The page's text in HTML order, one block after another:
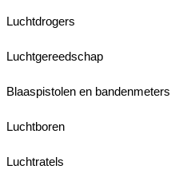
Luchtdrogers
Luchtgereedschap
Blaaspistolen en bandenmeters
Luchtboren
Luchtratels